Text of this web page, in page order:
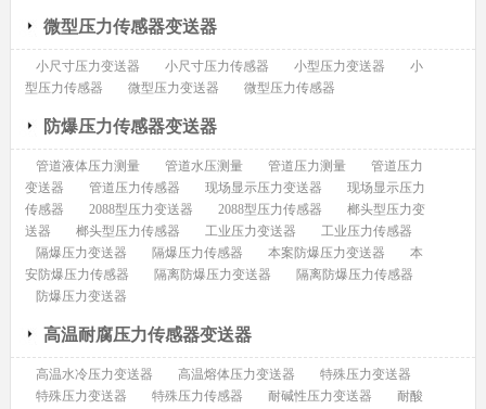
微型压力传感器变送器
小尺寸压力变送器 小尺寸压力传感器 小型压力变送器
小
型压力传感器
微型压力变送器 微型压力传感器
防爆压力传感器变送器
管道液体压力测量 管道水压测量 管道压力测量
管道压力
变送器
管道压力传感器 现场显示压力变送器
现场显示压力
传感器
2088型压力变送器 2088型压力传感器
榔头型压力变
送器
榔头型压力传感器 工业压力变送器
工业压力传感器
隔爆压力变送器
隔爆压力传感器 本案防爆压力变送器
本
安防爆压力传感器
隔离防爆压力变送器
隔离防爆压力传感器
防爆压力变送器
高温耐腐压力传感器变送器
高温水冷压力变送器 高温熔体压力变送器
特殊压力变送器
特殊压力变送器
特殊压力传感器 耐碱性压力变送器
耐酸